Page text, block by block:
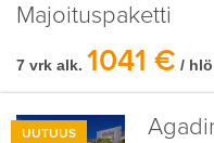
Majoituspaketti
7 vrk alk. 1041 € / hlö
UUTUUS